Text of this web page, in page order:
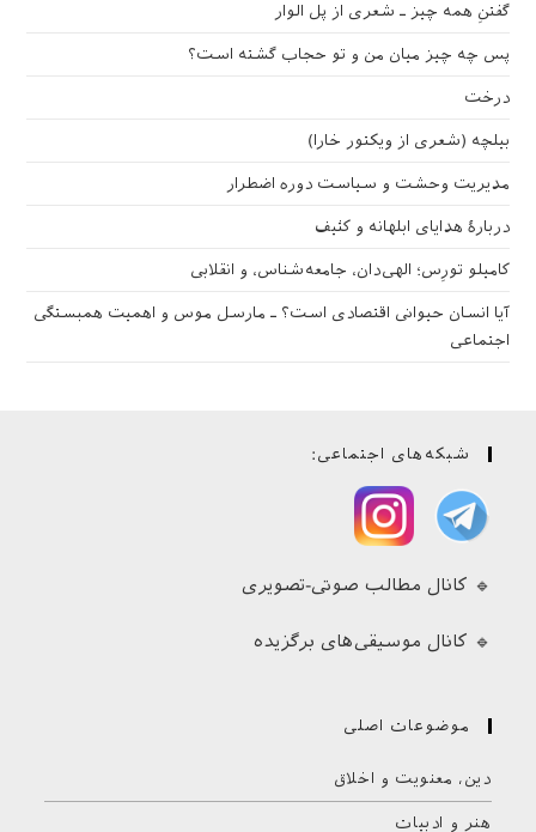
گفتنِ همه چیز ـ شعری از پل الوار
پس چه چیز میان من و تو حجاب گشته است؟
درخت
بیلچه (شعری از ویکتور خارا)
مدیریت وحشت و سیاست دوره اضطرار
دربارهٔ هدایای ابلهانه و کثیف
کامیلو تورِس؛ الهی‌دان، جامعه‌شناس، و انقلابی
آیا انسان حیوانی اقتصادی است؟ ـ مارسل موس و اهمیت همبستگی
اجتماعی
شبکه‌های اجتماعی:
🔹 کانال مطالب صوتی-تصویری
🔹 کانال موسیقی‌های برگزیده
موضوعات اصلی
دین، معنویت و اخلاق
هنر و ادبیات